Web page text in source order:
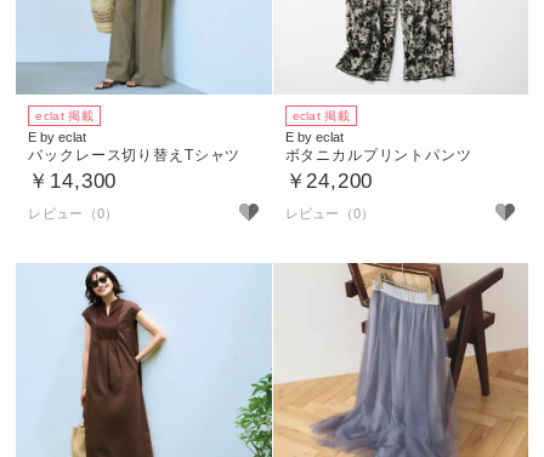
eclat 掲載
E by eclat
バックレース切り替えTシャツ
￥14,300
eclat 掲載
E by eclat
ボタニカルプリントパンツ
￥24,200